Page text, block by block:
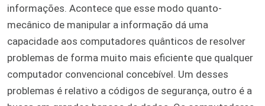
informações. Acontece que esse modo quanto-
mecânico de manipular a informação dá uma
capacidade aos computadores quânticos de resolver
problemas de forma muito mais eficiente que qualquer
computador convencional concebível. Um desses
problemas é relativo a códigos de segurança, outro é a